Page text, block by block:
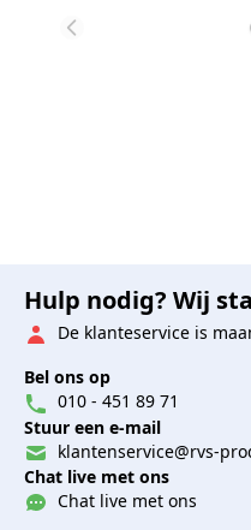
Hulp nodig? Wij
De klanteservice is
Bel ons op
010 - 451 89 71
Stuur een e-mail
klantenservice@rvs-
Chat live met ons
Chat live met ons